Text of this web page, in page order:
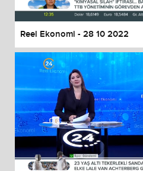
Reel Ekonomi - 28 10 2022